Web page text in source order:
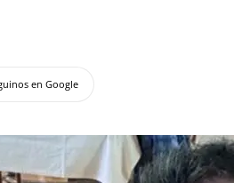
en Google